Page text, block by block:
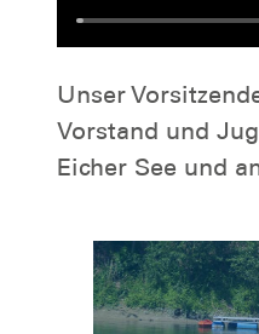
Unser
Vorstand und
Eicher See und